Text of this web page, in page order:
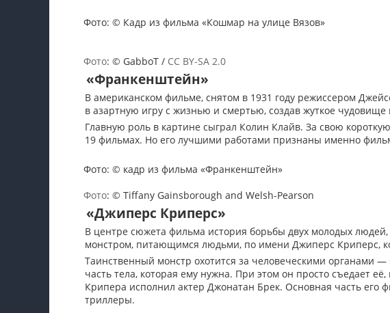
Фото: © Кадр из фильма «Кошмар на улице Вязов»
Фото: © GabboT / CC BY-SA 2.0
«Франкенштейн»
В американском фильме, снятом в 1931 году режиссером
в азартную игру с жизнью и смертью, создав жуткое
Главную роль в картине сыграл Колин Клайв. За свою
19 фильмах. Но его лучшими работами признаны именно
Фото: © кадр из фильма «Франкенштейн»
Фото: © Tiffany Gainsborough and Welsh-Pearson
«Джиперс Криперс»
В центре сюжета фильма история борьбы двух молодых
монстром, питающимся людьми, по имени Джиперс Криперс,
Таинственный монстр охотится за человеческими органами
часть тела, которая ему нужна. При этом он просто съедает
Крипера исполнил актер Джонатан Брек. Основная часть его
триллеры.